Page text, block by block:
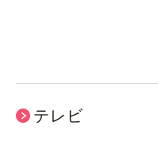
テレビ